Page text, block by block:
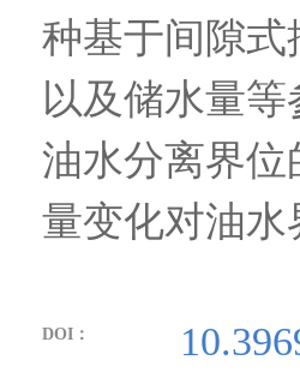
种基于间隙
以及储水量
油水分离界
量变化对油
DOI：